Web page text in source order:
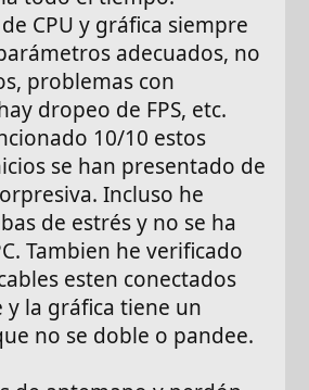
CPU y gráfica siempre
adecuados, no
problemas con
dropeo de FPS, etc.
10/10 estos
se han presentado de
Incluso he
de estrés y no se ha
Tambien he verificado
esten conectados
la gráfica tiene un
no se doble o pandee.